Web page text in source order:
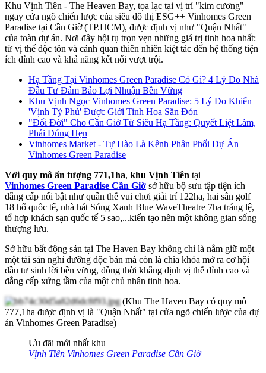
Khu Vịnh Tiên - The Heaven Bay, tọa lạc tại vị trí "kim cương"
ngay cửa ngõ chiến lược của siêu đô thị ESG++ Vinhomes Green
Paradise tại Cần Giờ (TP.HCM), được định vị như "Quận Nhất"
của toàn dự án. Nơi đây hội tụ trọn vẹn những giá trị tinh hoa nhất:
từ vị thế độc tôn và cảnh quan thiên nhiên kiệt tác đến hệ thống tiện
ích đỉnh cao và khả năng kết nối vượt trội.
Hạ Tầng Tại Vinhomes Green Paradise Có Gì? 4 Lý Do Nhà
Đầu Tư Đảm Bảo Lợi Nhuận Bền Vững
Khu Vịnh Ngọc Vinhomes Green Paradise: 5 Lý Do Khiến
'Vịnh Tỷ Phú' Được Giới Tinh Hoa Săn Đón
"Đổi Đời" Cho Cần Giờ Từ Siêu Hạ Tầng: Quyết Liệt Làm,
Phải Đúng Hẹn
Vinhomes Market - Tự Hào Là Kênh Phân Phối Dự Án
Vinhomes Green Paradise
Với quy mô ấn tượng 771,1ha, khu Vịnh Tiên tại
Vinhomes Green Paradise Cần Giờ sở hữu bộ sưu tập tiện ích
đẳng cấp nổi bật như quần thể vui chơi giải trí 122ha, hai sân golf
18 hố quốc tế, nhà hát Sóng Xanh Blue WaveTheatre 7ha tráng lệ,
tổ hợp khách sạn quốc tế 5 sao,...kiến tạo nên một không gian sống
thượng lưu.
Sở hữu bất động sản tại The Haven Bay không chỉ là nắm giữ một
một tài sản nghỉ dưỡng độc bản mà còn là chìa khóa mở ra cơ hội
đầu tư sinh lời bền vững, đồng thời khẳng định vị thế đỉnh cao và
đẳng cấp xứng tầm của một chủ nhân tinh hoa.
(Khu The Haven Bay có quy mô
777,1ha được định vị là "Quận Nhất" tại cửa ngõ chiến lược của dự
án Vinhomes Green Paradise)
Ưu đãi mới nhất khu
Vịnh Tiên Vinhomes Green Paradise Cần Giờ